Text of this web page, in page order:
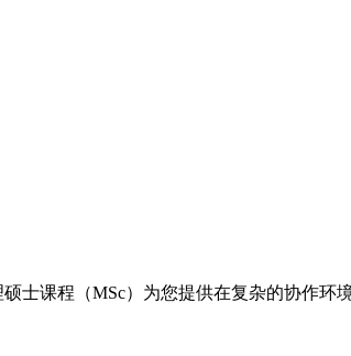
士课程（MSc）为您提供在复杂的协作环